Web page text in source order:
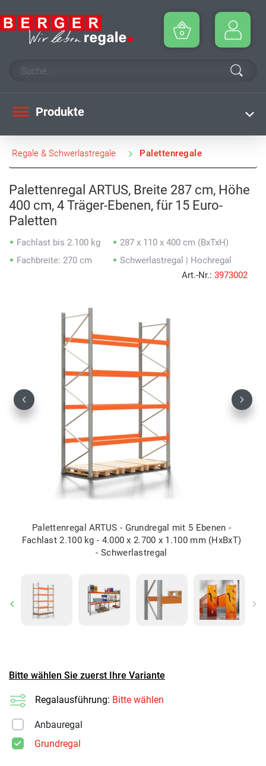
Produkte
Regale & Schwerlastregale Palettenregale
Palettenregal ARTUS, Breite 287 cm, Höhe
400 cm, 4 Träger-Ebenen, für 15 Euro-
Paletten
Fachlast bis 2.100 kg
Fachbreite: 270 cm
287 x 110 x 400 cm (BxTxH)
Schwerlastregal | Hochregal
Art.-Nr.: 3973002
Palettenregal ARTUS - Grundregal mit 5 Ebenen -
Fachlast 2.100 kg - 4.000 x 2.700 x 1.100 mm (HxBxT)
- Schwerlastregal
Previous Next
Previous
Bitte wählen Sie zuerst Ihre Variante
Regalausführung: Bitte wählen
Anbauregal
Grundregal